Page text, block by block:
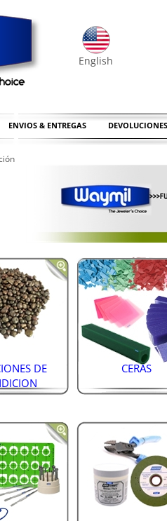
English
ENVIOS & ENTREGAS DEVOLUCIONES
DE
CERAS